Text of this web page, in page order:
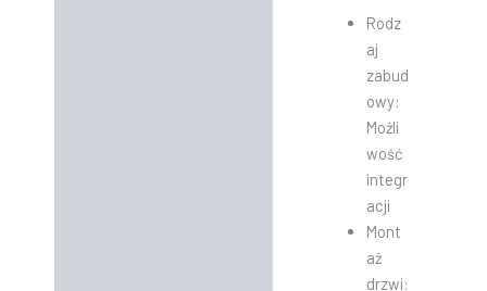
Rodz
aj
zabud
owy:
Możli
wość
integr
acji
Mont
aż
drzwi: